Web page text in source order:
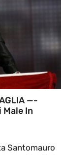
—-
Male In
Santomauro